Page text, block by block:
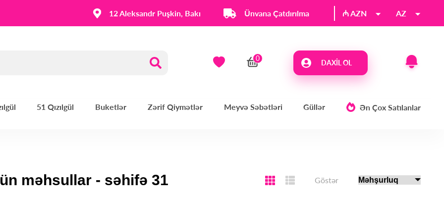
12 Aleksandr Puşkin, Bakı Ünvana Çatdırılma ₼ AZN AZ
DAXIL OL
51 Qızılgül Buketlər Zərif Qiymətlər Meyvə Səbətləri Güllər Ən Çox Satılanlar
məhsullar - səhifə 31 Göstər